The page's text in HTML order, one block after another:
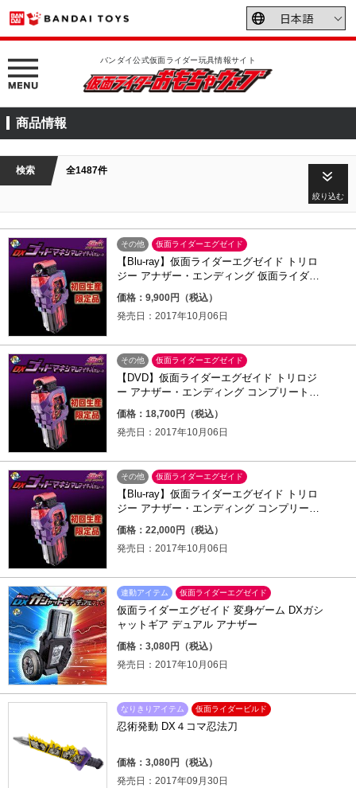
バンダイ公式仮面ライダー玩具情報サイト
商品情報
検索 全1487件
絞り込む
その他 仮面ライダーエグゼイド
【Blu-ray】仮面ライダーエグゼイド トリロ
ジー アナザー・エンディング 仮面ライダー
パラドクスwithポッピー
価格：9,900円（税込）
発売日：2017年10月06日
その他 仮面ライダーエグゼイド
【DVD】仮面ライダーエグゼイド トリロジ
ー アナザー・エンディング コンプリートBO
X+ゴッドマキシマムマイティXガシャット
価格：18,700円（税込）
発売日：2017年10月06日
その他 仮面ライダーエグゼイド
【Blu-ray】仮面ライダーエグゼイド トリロ
ジー アナザー・エンディング コンプリート
BOX+ゴッドマキシマムマイティXガシャッ
ト
価格：22,000円（税込）
発売日：2017年10月06日
連動アイテム 仮面ライダーエグゼイド
仮面ライダーエグゼイド 変身ゲーム DXガシ
ャットギア デュアル アナザー
価格：3,080円（税込）
発売日：2017年10月06日
なりきりアイテム 仮面ライダービルド
忍術発動 DX４コマ忍法刀
価格：3,080円（税込）
発売日：2017年09月30日